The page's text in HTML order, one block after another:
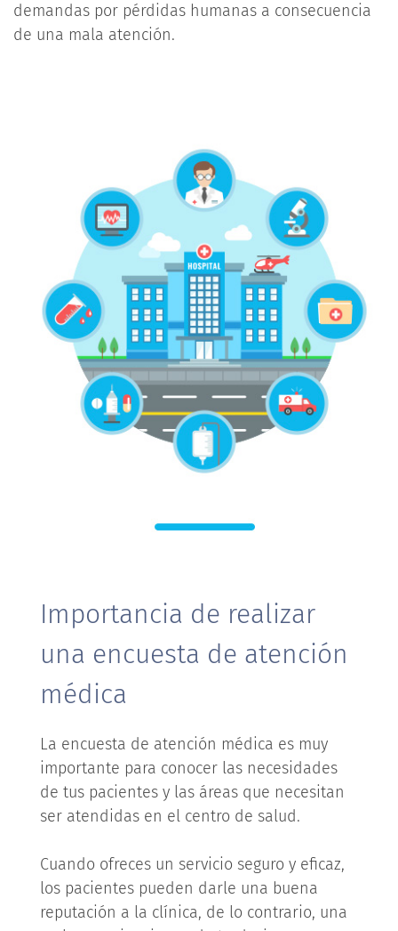
demandas por pérdidas humanas a consecuencia
de una mala atención.
Importancia de realizar
una encuesta de atención
médica
La encuesta de atención médica es muy
importante para conocer las necesidades
de tus pacientes y las áreas que necesitan
ser atendidas en el centro de salud.
Cuando ofreces un servicio seguro y eficaz,
los pacientes pueden darle una buena
reputación a la clínica, de lo contrario, una